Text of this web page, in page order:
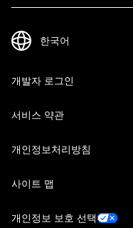
개발자 로그인
서비스 약관
개인정보처리방침
사이트 맵
개인정보 보호 선택